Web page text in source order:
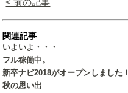
< 前の記事
関連記事
いよいよ・・・
フル稼働中。
新卒ナビ2018がオープンしました！
秋の思い出